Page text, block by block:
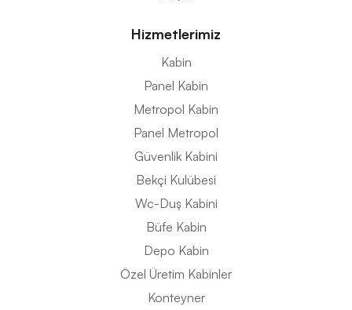
Hizmetlerimiz
Kabin
Panel Kabin
Metropol Kabin
Panel Metropol
Güvenlik Kabini
Bekçi Kulübesi
Wc-Duş Kabini
Büfe Kabin
Depo Kabin
Özel Üretim Kabinler
Konteyner